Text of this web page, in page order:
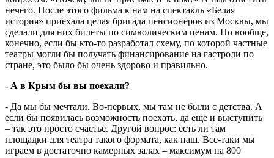
нечего. После этого фильма к нам на спектакль «Белая
история» приехала целая бригада пенсионеров из Москвы, мы
сделали для них билеты по символическим ценам. Но вообще,
конечно, если бы кто-то разработал схему, по которой частные
театры могли бы получать финансирование на гастроли по
стране, это было бы очень здорово и правильно.
- А в Крым бы вы поехали?
- Да мы бы мечтали. Во-первых, мы там не были с детства. А
если бы появилась возможность поехать, да еще и выступить
– так это просто счастье. Другой вопрос: есть ли там
площадки для театра такого формата, как наш. Все-таки мы
играем в достаточно камерных залах – максимум на 800